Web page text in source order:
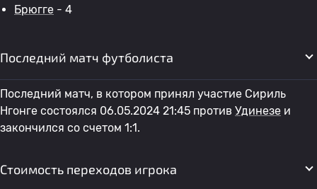
Брюгге - 4
Последний матч футболиста
Последний матч, в котором принял участие Сириль
Нгонге состоялся 06.05.2024 21:45 против Удинезе и
закончился со счетом 1:1.
Стоимость переходов игрока